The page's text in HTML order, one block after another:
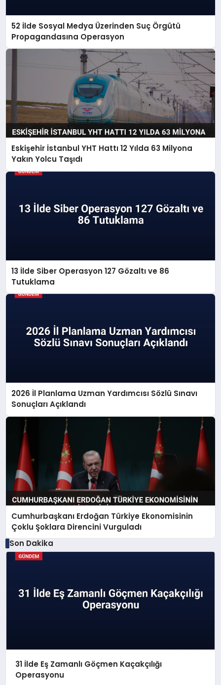
52 İlde Sosyal Medya Üzerinden Suç Örgütü
Propagandasına Operasyon
Eskişehir İstanbul YHT Hattı 12 Yılda 63 Milyona
Yakın Yolcu Taşıdı
13 İlde Siber Operasyon 127 Gözaltı ve 86
Tutuklama
2026 İl Planlama Uzman Yardımcısı Sözlü Sınavı
Sonuçları Açıklandı
Cumhurbaşkanı Erdoğan Türkiye Ekonomisinin
Çoklu Şoklara Direncini Vurguladı
Son Dakika
31 İlde Eş Zamanlı Göçmen Kaçakçılığı
Operasyonu